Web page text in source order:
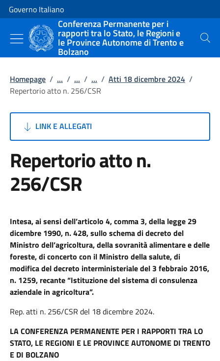
Vai al contenuto
Vai alla navigazione del sito
Governo Italiano
Conferenza Permanente per i
rapporti tra lo Stato, le Regioni e
le Province Autonome di Trento e
Bolzano
Cerca
Homepage / ... / ... / ... / Atti 18 dicembre 2024 /
Repertorio atto n. 256/CSR
LINK E ALLEGATI
Repertorio atto n.
256/CSR
Intesa, ai sensi dell’articolo 4, comma 3, della legge 29
dicembre 1990, n. 428, sullo schema di decreto del
Ministro dell’agricoltura, della sovranità alimentare e delle
foreste, di concerto con il Ministro della salute, di
modifica del decreto interministeriale del 3 febbraio 2016,
n. 1259, recante “Istituzione del sistema di consulenza
aziendale in agricoltura”.
Rep. atti n. 256/CSR del 18 dicembre 2024.
LA CONFERENZA PERMANENTE PER I RAPPORTI TRA LO
STATO, LE REGIONI E LE PROVINCE AUTONOME DI TRENTO
E DI BOLZANO